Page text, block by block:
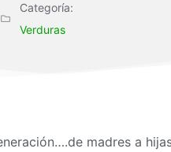
Categoría:
Verduras
madres a